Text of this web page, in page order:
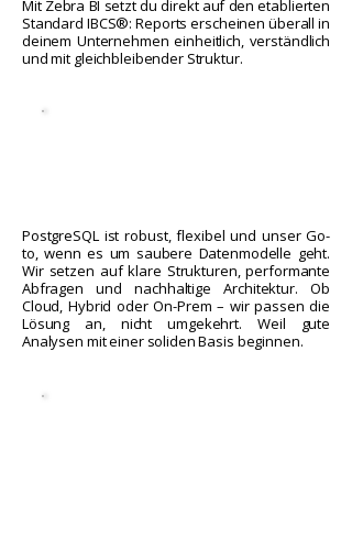
Mit Zebra BI setzt du direkt auf den etablierten
Standard IBCS®: Reports erscheinen überall in
deinem Unternehmen einheitlich, verständlich
und mit gleichbleibender Struktur.
PostgreSQL ist robust, flexibel und unser Go-
to, wenn es um saubere Datenmodelle geht.
Wir setzen auf klare Strukturen, performante
Abfragen und nachhaltige Architektur. Ob
Cloud, Hybrid oder On-Prem – wir passen die
Lösung an, nicht umgekehrt. Weil gute
Analysen mit einer soliden Basis beginnen.